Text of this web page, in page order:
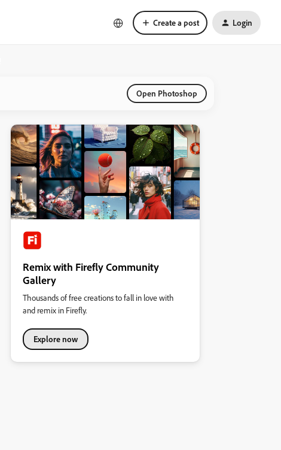
Create a post Login
Open Photoshop
Remix with Firefly Community
Gallery
Thousands of free creations to fall in love with
and remix in Firefly.
Explore now